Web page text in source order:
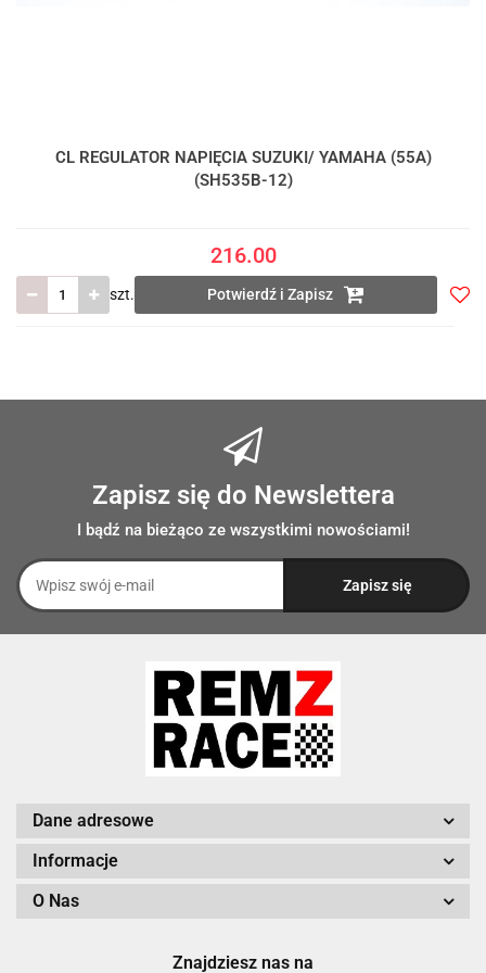
CL REGULATOR NAPIĘCIA SUZUKI/ YAMAHA (55A)
(SH535B-12)
216.00
szt. Potwierdź i Zapisz
Zapisz się do Newslettera
I bądź na bieżąco ze wszystkimi nowościami!
Dane adresowe
Informacje
O Nas
Znajdziesz nas na